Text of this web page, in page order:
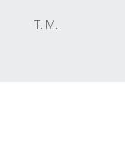
T. M.